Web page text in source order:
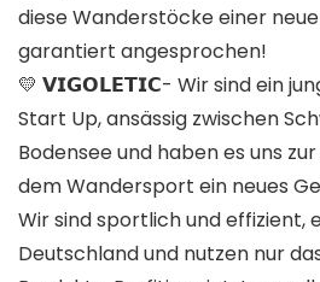
diese Wanderstöcke einer
garantiert angesprochen!
💛 𝗩𝗜𝗚𝗢𝗟𝗘𝗧𝗜𝗖- Wir sind ein
Start Up, ansässig zwischen
Bodensee und haben es uns
dem Wandersport ein neues
Wir sind sportlich und effizient,
Deutschland und nutzen nur